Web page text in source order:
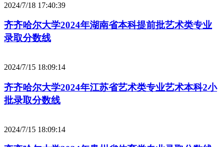
2024/7/18 17:40:39
齐齐哈尔大学2024年湖南省本科提前批艺术类专业
录取分数线
2024/7/15 18:09:14
齐齐哈尔大学2024年江苏省艺术类专业艺术本科2小
批录取分数线
2024/7/15 18:09:14